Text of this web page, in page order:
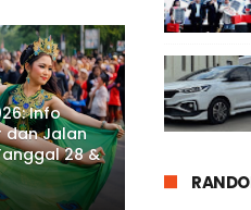
Info
dan Jalan
28 &